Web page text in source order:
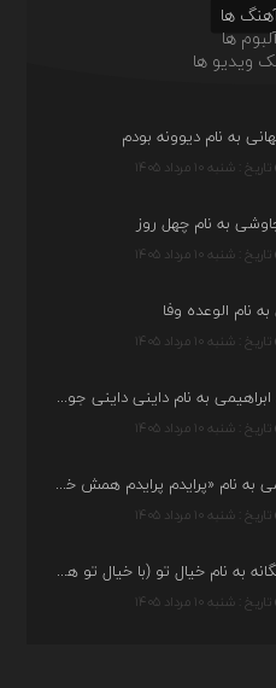
ها
ها
ویدیو ها
به نام دیوونه بودم
تاریخ : شنبه ۱۰ مرداد ۱۴۰۵
به نام چهل روز
تاریخ : شنبه ۱۰ مرداد ۱۴۰۵
نام الوعده وفا
تاریخ : شنبه ۱۰ مرداد ۱۴۰۵
دانلود آهنگ مصطفی ابراهیمی به نام داینی داینی جونم قربون پنج تیر پرونم
تاریخ : شنبه ۱۰ مرداد ۱۴۰۵
دانلود آهنگ امیر غلامی به نام «پرایدم پرایدم همش خرابه یار نیو کنارم دیگه پولی نداروم (ریمیکس اینستاگرام)»
تاریخ : شنبه ۱۰ مرداد ۱۴۰۵
دانلود آهنگ محسن یگانه به نام خیال تو (با خیال تو هنوزم مثل هر روز و همیشه ریمیکس)
تاریخ : شنبه ۱۰ مرداد ۱۴۰۵